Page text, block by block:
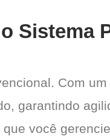
Sistema
Com
garantindo
você